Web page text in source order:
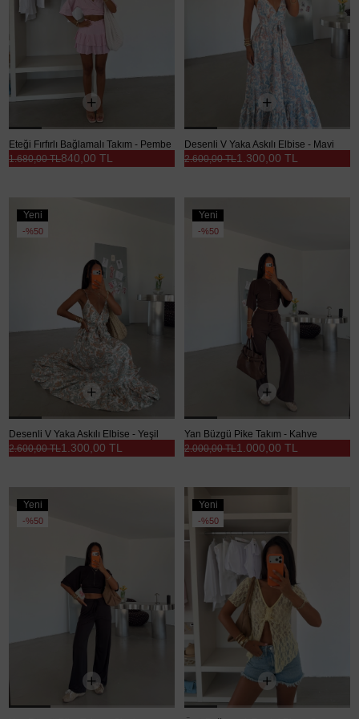
Eteği Fırfırlı Bağlamalı Takım - Pembe
840,00 TL
1.680,00 TL
Desenli V Yaka Askılı Elbise - Mavi
1.300,00 TL
2.600,00 TL
Yeni
Ürün
%50
Desenli V Yaka Askılı Elbise - Yeşil
1.300,00 TL
2.600,00 TL
Yeni
Ürün
%50
Yan Büzgü Pike Takım - Kahve
1.000,00 TL
2.000,00 TL
Yeni
Ürün
%50
Yeni
Ürün
%50